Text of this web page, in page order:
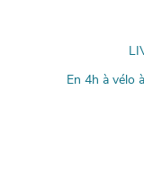
En 4h à vélo